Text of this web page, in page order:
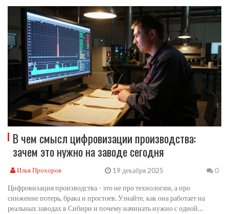
В чем смысл цифровизации производства:
зачем это нужно на заводе сегодня
Илья Прохоров 19 декабря 2025 0
Цифровизация производства - это не про технологии, а про
снижение потерь, брака и простоев. Узнайте, как она работает на
реальных заводах в Сибири и почему начинать нужно с одной